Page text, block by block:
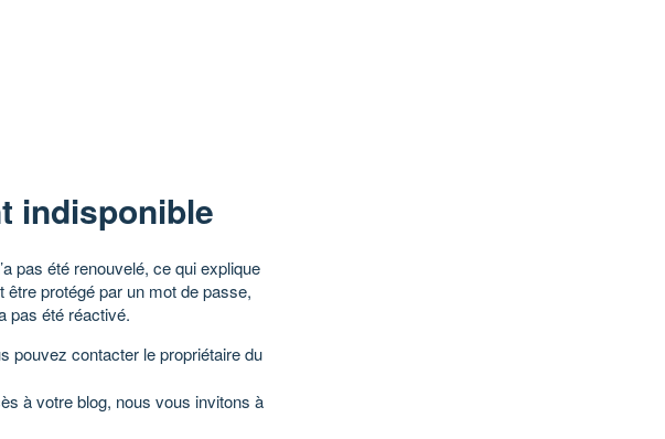
indisponible
pas été renouvelé, ce qui explique
protégé par un mot de passe,
pas été réactivé.
pouvez contacter le propriétaire du
à votre blog, nous vous invitons à